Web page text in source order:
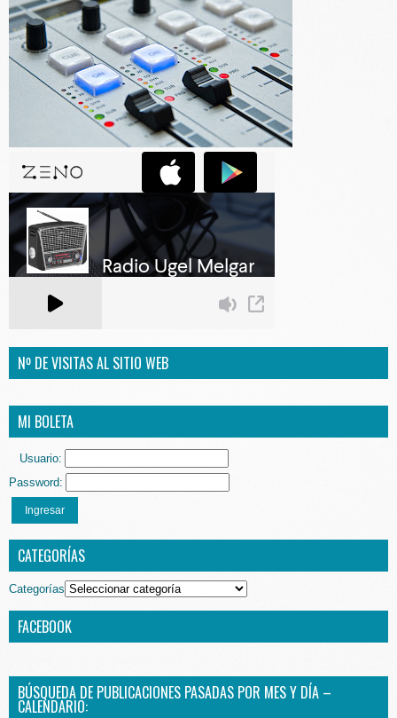
Nº DE VISITAS AL SITIO WEB
MI BOLETA
Usuario:
Password:
Ingresar
CATEGORÍAS
Categorías
FACEBOOK
BÚSQUEDA DE PUBLICACIONES PASADAS POR MES Y DÍA –
CALENDARIO: